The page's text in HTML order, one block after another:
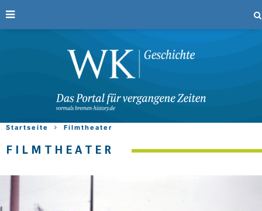
Startseite Filmtheater
FILMTHEATER